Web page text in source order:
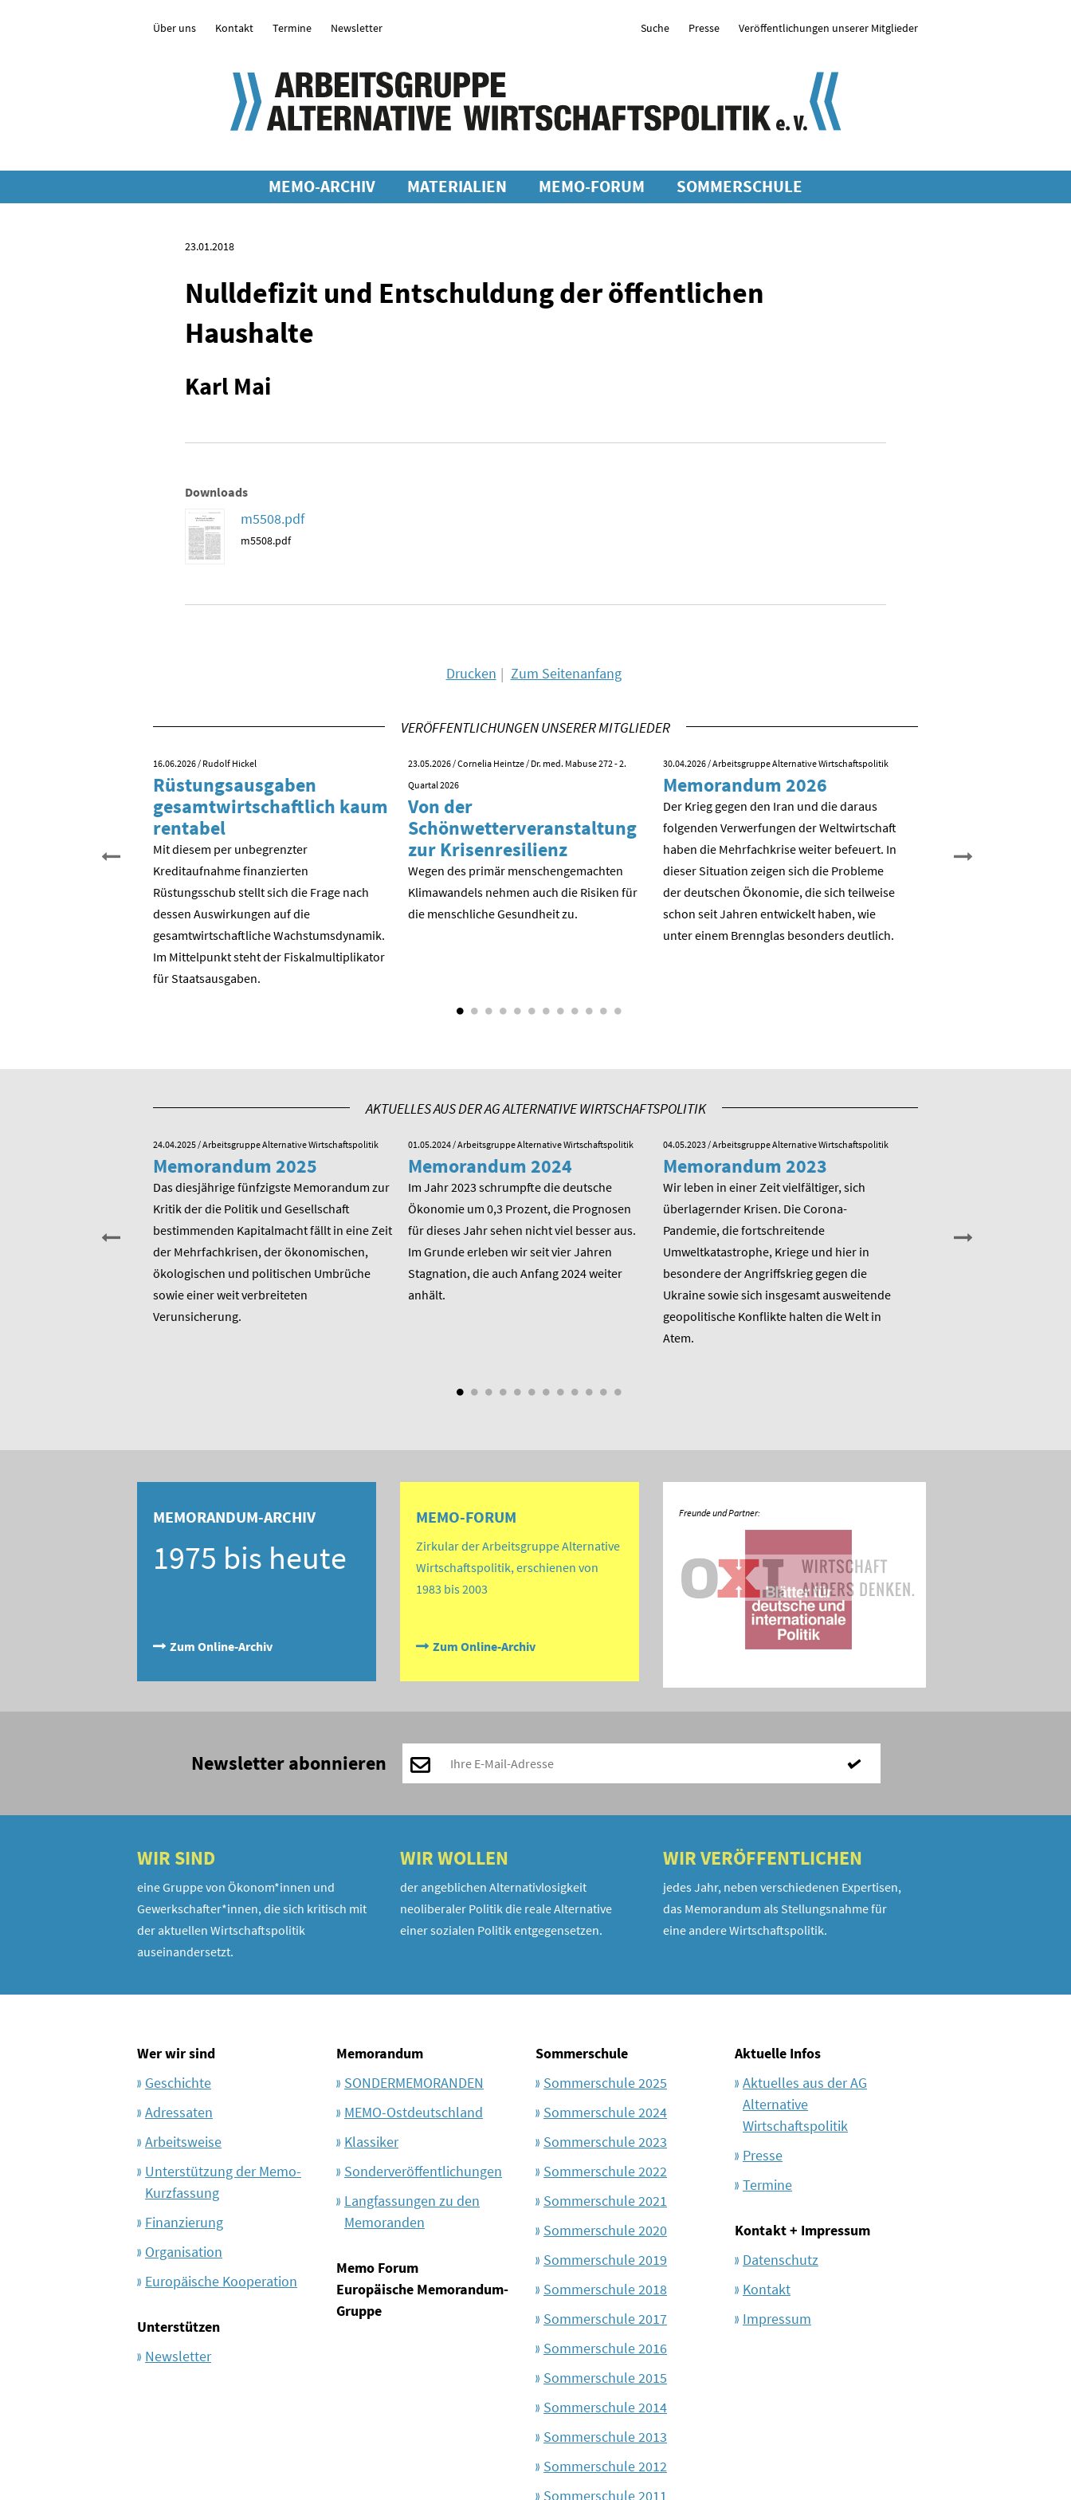
MEMO-ARCHIV MATERIALIEN MEMO-FORUM SOMMERSCHULE
Über uns Kontakt Termine Newsletter Suche Presse Veröffentlichungen unserer Mitglieder
23.01.2018
Nulldefizit und Entschuldung der öffentlichen
Haushalte
Karl Mai
Downloads
m5508.pdf
m5508.pdf
Drucken Zum Seitenanfang
VERÖFFENTLICHUNGEN UNSERER MITGLIEDER
Einheit. Aber was
16.06.2026/ Rudolf Hickel
Rüstungsausgaben
gesamtwirtschaftlich kaum
rentabel
Mit diesem per unbegrenzter
Kreditaufnahme finanzierten
Rüstungsschub stellt sich die Frage nach
dessen Auswirkungen auf die
gesamtwirtschaftli­che Wachstumsdynamik.
Im Mittelpunkt steht der Fiskalmultiplikator
für Staatsausgaben.
23.05.2026/ Cornelia Heintze / Dr. med. Mabuse 272 - 2.
Quartal 2026
Von der
Schönwetterveranstaltung
zur Krisenresilienz
Wegen des primär menschengemachten
Klimawandels nehmen auch die Risiken für
die menschliche Gesundheit zu.
30.04.2026/ Arbeitsgruppe Alternative Wirtschaftspolitik
Memorandum 2026
Der Krieg gegen den Iran und die daraus
folgenden Verwerfungen der Weltwirtschaft
haben die Mehrfachkrise weiter befeuert. In
dieser Situation zeigen sich die Probleme
der deutschen Ökonomie, die sich teilweise
schon seit Jahren entwickelt haben, wie
unter einem Brennglas besonders deutlich.
Nicht Deindustrialisierung,
AKTUELLES AUS DER AG ALTERNATIVE WIRTSCHAFTSPOLITIK
24.04.2025/ Arbeitsgruppe Alternative Wirtschaftspolitik
Memorandum 2025
Das diesjährige fünfzigste Memorandum zur
Kritik der die Politik und Gesellschaft
bestimmenden Kapitalmacht fällt in eine Zeit
der Mehrfachkrisen, der ökonomischen,
ökologischen und politischen Umbrüche
sowie einer weit verbreiteten
Verunsicherung.
01.05.2024/ Arbeitsgruppe Alternative Wirtschaftspolitik
Memorandum 2024
Im Jahr 2023 schrumpfte die deutsche
Ökonomie um 0,3 Prozent, die Prognosen
für dieses Jahr sehen nicht viel besser aus.
Im Grunde erleben wir seit vier Jahren
Stagnation, die auch Anfang 2024 weiter
anhält.
04.05.2023/ Arbeitsgruppe Alternative Wirtschaftspolitik
Memorandum 2023
Wir leben in einer Zeit vielfältiger, sich
überlagernder Krisen. Die Corona-
Pandemie, die fortschreitende
Umweltkatastrophe, Kriege und hier in
besondere der Angriffskrieg gegen die
Ukraine sowie sich insgesamt ausweitende
geopolitische Konflikte halten die Welt in
Atem.
die Arbeitsgruppe
MEMORANDUM-ARCHIV
1975 bis heute
Zum Online-Archiv
MEMO-FORUM
Zirkular der Arbeitsgruppe Alternative
Wirtschaftspolitik, erschienen von
1983 bis 2003
Zum Online-Archiv
Newsletter abonnieren
WIR SIND
eine Gruppe von Ökonom*innen und
Gewerkschafter*innen, die sich kritisch mit
der aktuellen Wirtschaftspolitik
auseinandersetzt.
WIR WOLLEN
der angeblichen Alternativlosigkeit
neoliberaler Politik die reale Alternative
einer sozialen Politik entgegensetzen.
WIR VERÖFFENTLICHEN
jedes Jahr, neben verschiedenen Expertisen,
das Memorandum als Stellungsnahme für
eine andere Wirtschaftspolitik.
Wer wir sind
Geschichte
Adressaten
Arbeitsweise
Unterstützung der Memo-
Kurzfassung
Finanzierung
Organisation
Europäische Kooperation
Unterstützen
Newsletter
Memorandum
SONDERMEMORANDEN
MEMO-Ostdeutschland
Klassiker
Sonderveröffentlichungen
Langfassungen zu den
Memoranden
Memo Forum
Europäische Memorandum-
Gruppe
Sommerschule
Sommerschule 2025
Sommerschule 2024
Sommerschule 2023
Sommerschule 2022
Sommerschule 2021
Sommerschule 2020
Sommerschule 2019
Sommerschule 2018
Sommerschule 2017
Sommerschule 2016
Sommerschule 2015
Sommerschule 2014
Sommerschule 2013
Sommerschule 2012
Sommerschule 2011
Aktuelle Infos
Aktuelles aus der AG
Alternative
Wirtschaftspolitik
Presse
Termine
Kontakt + Impressum
Datenschutz
Kontakt
Impressum